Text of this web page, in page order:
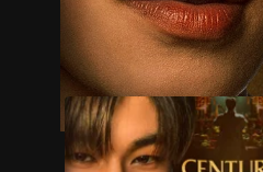
剧照 推荐影片